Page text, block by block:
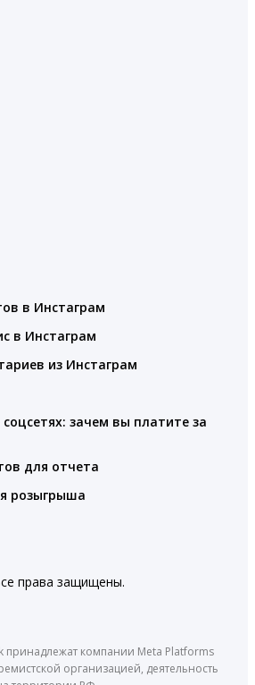
в Инстаграм
в Инстаграм
из Инстаграм
зачем вы платите за
для отчета
розыгрыша
права защищены.
принадлежат компании Meta Platforms
организацией, деятельность